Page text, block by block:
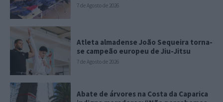
7 de Agosto de 2026
Atleta almadense João Sequeira torna-
se campeão europeu de Jiu-Jitsu
7 de Agosto de 2026
Abate de árvores na Costa da Caparica